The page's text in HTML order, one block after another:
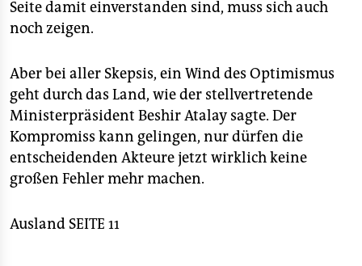
Seite damit einverstanden sind, muss sich auch
noch zeigen.
Aber bei aller Skepsis, ein Wind des Optimismus
geht durch das Land, wie der stellvertretende
Ministerpräsident Beshir Atalay sagte. Der
Kompromiss kann gelingen, nur dürfen die
entscheidenden Akteure jetzt wirklich keine
großen Fehler mehr machen.
Ausland SEITE 11